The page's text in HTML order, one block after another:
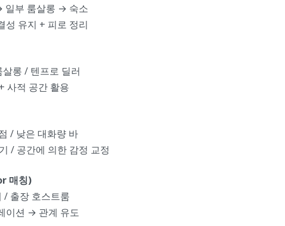
부 룸살롱 → 숙소
성 유지 + 피로 정리
롱 / 텐프로 딜러
사적 공간 활용
/ 낮은 대화량 바
/ 공간에 의한 감정 교정
매칭)
출장 호스트룸
이션 → 관계 유도